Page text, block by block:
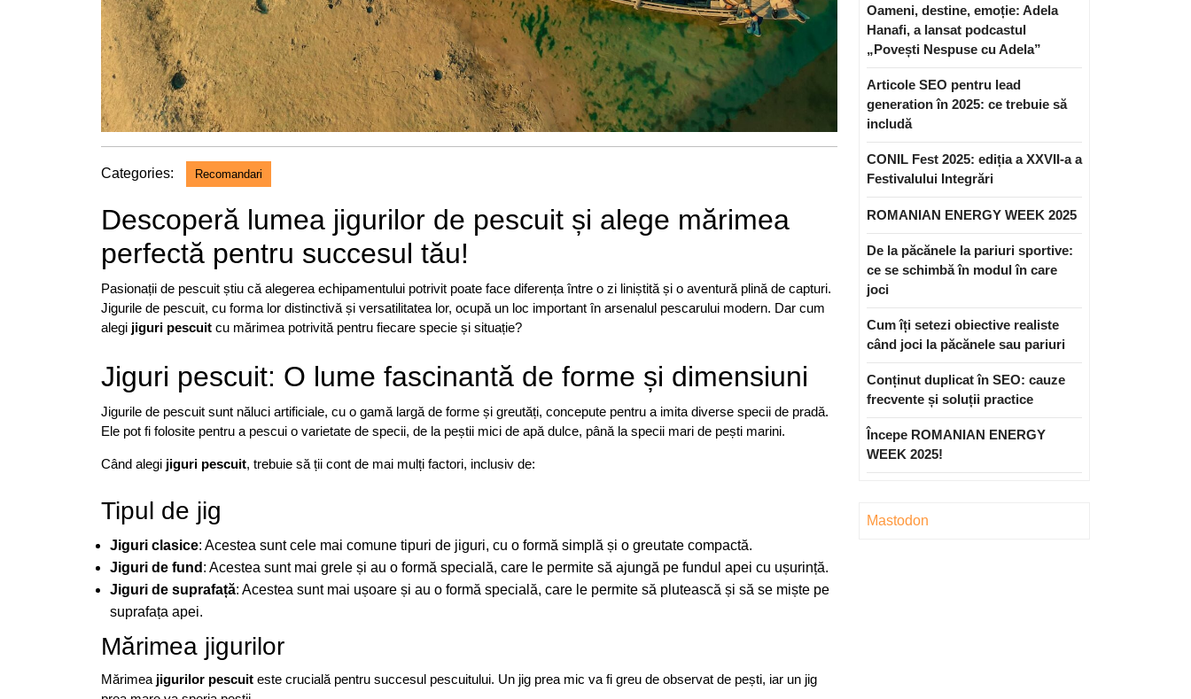
Categories: Recomandari
Descoperă lumea jigurilor de pescuit și alege mărimea
perfectă pentru succesul tău!
Pasionații de pescuit știu că alegerea echipamentului potrivit poate face diferența între o zi liniștită și o aventură plină de capturi.
Jigurile de pescuit, cu forma lor distinctivă și versatilitatea lor, ocupă un loc important în arsenalul pescarului modern. Dar cum
alegi jiguri pescuit cu mărimea potrivită pentru fiecare specie și situație?
Jiguri pescuit: O lume fascinantă de forme și dimensiuni
Jigurile de pescuit sunt năluci artificiale, cu o gamă largă de forme și greutăți, concepute pentru a imita diverse specii de pradă.
Ele pot fi folosite pentru a pescui o varietate de specii, de la peștii mici de apă dulce, până la specii mari de pești marini.
Când alegi jiguri pescuit, trebuie să ții cont de mai mulți factori, inclusiv de:
Tipul de jig
Jiguri clasice: Acestea sunt cele mai comune tipuri de jiguri, cu o formă simplă și o greutate compactă.
Jiguri de fund : Acestea sunt mai grele și au o formă specială, care le permite să ajungă pe fundul apei cu ușurință.
Jiguri de suprafață: Acestea sunt mai ușoare și au o formă specială, care le permite să plutească și să se miște pe
suprafața apei.
Mărimea jigurilor
Mărimea jigurilor pescuit este crucială pentru succesul pescuitului. Un jig prea mic va fi greu de observat de pești, iar un jig
Oameni, destine, emoție: Adela
Hanafi, a lansat podcastul
„Povești Nespuse cu Adela”
Articole SEO pentru lead
generation în 2025: ce trebuie să
includă
CONIL Fest 2025: ediția a XXVII-a a
Festivalului Integrări
ROMANIAN ENERGY WEEK 2025
De la păcănele la pariuri sportive:
ce se schimbă în modul în care
joci
Cum îți setezi obiective realiste
când joci la păcănele sau pariuri
Conținut duplicat în SEO: cauze
frecvente și soluții practice
Începe ROMANIAN ENERGY
WEEK 2025!
Mastodon